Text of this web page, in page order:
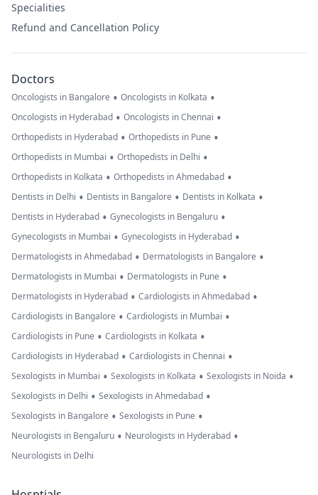
Specialities
Refund and Cancellation Policy
Doctors
Oncologists in Bangalore • Oncologists in Kolkata •
Oncologists in Hyderabad • Oncologists in Chennai •
Orthopedists in Hyderabad • Orthopedists in Pune •
Orthopedists in Mumbai • Orthopedists in Delhi •
Orthopedists in Kolkata • Orthopedists in Ahmedabad •
Dentists in Delhi • Dentists in Bangalore • Dentists in Kolkata •
Dentists in Hyderabad • Gynecologists in Bengaluru •
Gynecologists in Mumbai • Gynecologists in Hyderabad •
Dermatologists in Ahmedabad • Dermatologists in Bangalore •
Dermatologists in Mumbai • Dermatologists in Pune •
Dermatologists in Hyderabad • Cardiologists in Ahmedabad •
Cardiologists in Bangalore • Cardiologists in Mumbai •
Cardiologists in Pune • Cardiologists in Kolkata •
Cardiologists in Hyderabad • Cardiologists in Chennai •
Sexologists in Mumbai • Sexologists in Kolkata • Sexologists in Noida •
Sexologists in Delhi • Sexologists in Ahmedabad •
Sexologists in Bangalore • Sexologists in Pune •
Neurologists in Bengaluru • Neurologists in Hyderabad •
Neurologists in Delhi